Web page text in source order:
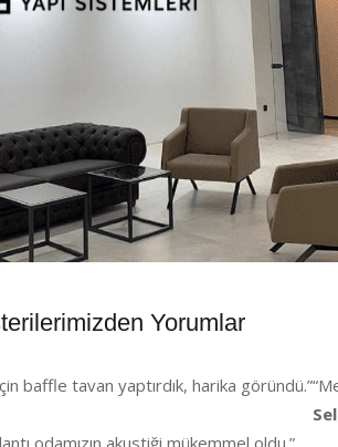
Yorumlar
baffle tavan yaptırdık, harika göründü.”
odamızın akustiği mükemmel oldu.”